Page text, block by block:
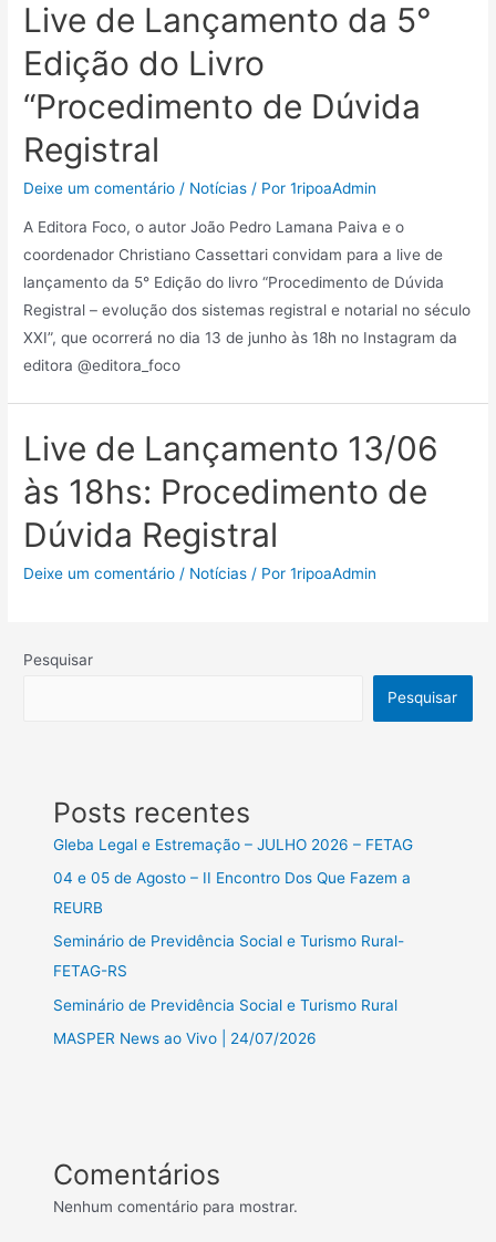
Live de Lançamento da 5°
Edição do Livro
“Procedimento de Dúvida
Registral
Deixe um comentário / Notícias / Por1ripoaAdmin
A Editora Foco, o autor João Pedro Lamana Paiva e o
coordenador Christiano Cassettari convidam para a live de
lançamento da 5° Edição do livro “Procedimento de Dúvida
Registral – evolução dos sistemas registral e notarial no século
XXI”, que ocorrerá no dia 13 de junho às 18h no Instagram da
editora @editora_foco
Live de Lançamento 13/06
às 18hs: Procedimento de
Dúvida Registral
Deixe um comentário / Notícias / Por1ripoaAdmin
Pesquisar
Pesquisar
Posts recentes
Gleba Legal e Estremação – JULHO 2026 – FETAG
04 e 05 de Agosto – II Encontro Dos Que Fazem a
REURB
Seminário de Previdência Social e Turismo Rural-
FETAG-RS
Seminário de Previdência Social e Turismo Rural
MASPER News ao Vivo | 24/07/2026
Comentários
Nenhum comentário para mostrar.